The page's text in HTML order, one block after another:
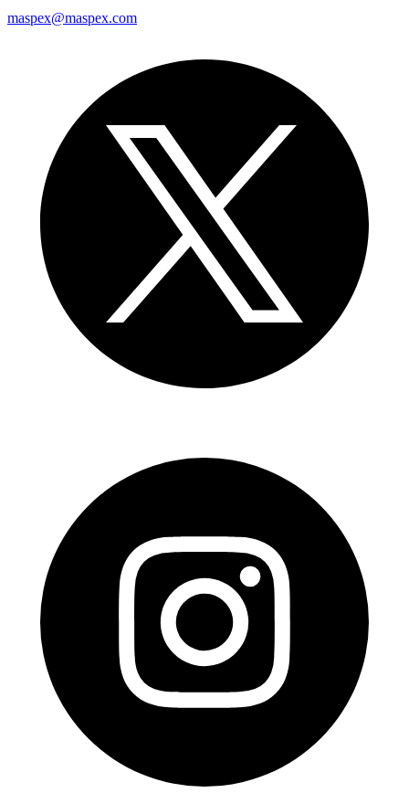
maspex@maspex.com